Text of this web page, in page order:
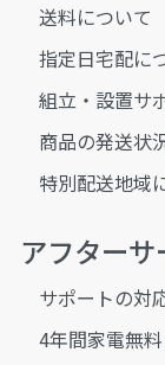
送料について
指定日宅配に
組立・設置サ
商品の発送状
特別配送地域
アフターサ
サポートの対
4年間家電無